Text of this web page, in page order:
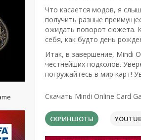
Что касается модов, я
получить разные
ожидать поворот сюжета.
себя, как будто день
Итак, в завершение, Mindi
честнейших подколов.
погружайтесь в мир карт!
Скачать Mindi Online Card
СКРИНШОТЫ